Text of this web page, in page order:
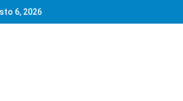
6, 2026